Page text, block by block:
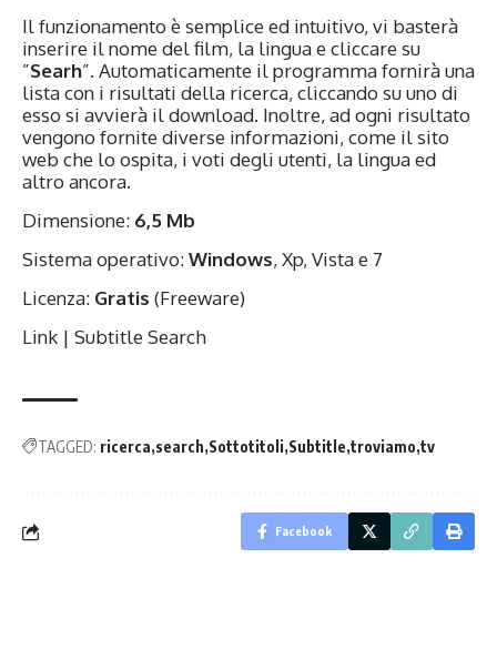
Il funzionamento è semplice ed intuitivo, vi basterà
inserire il nome del film, la lingua e cliccare su
”Searh”. Automaticamente il programma fornirà una
lista con i risultati della ricerca, cliccando su uno di
esso si avvierà il download. Inoltre, ad ogni risultato
vengono fornite diverse informazioni, come il sito
web che lo ospita, i voti degli utenti, la lingua ed
altro ancora.
Dimensione: 6,5 Mb
Sistema operativo:Windows, Xp, Vista e 7
Licenza: Gratis (Freeware)
Link | Subtitle Search
TAGGED: ricerca search Sottotitoli Subtitle troviamo tv
Facebook